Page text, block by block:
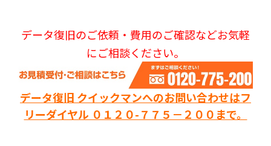
データ復旧のご依頼・費用のご確認などお気軽
にご相談ください。
データ復旧 クイックマンへのお問い合わせはフ
リーダイヤル ０１２０-７７５－２００まで。